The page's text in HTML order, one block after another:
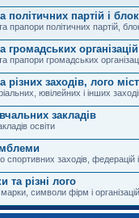
політичних партій і
прапори політичних партій,
громадських організацій
прапори громадських
заходів, лого міст
ювілейних і інших
закладів
освіти
спортивних заходів, федерацій і
та різні лого
символи фірм і